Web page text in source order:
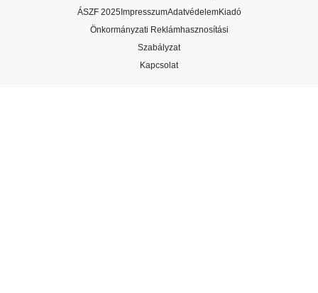
ÁSZF 2025ImpresszumAdatvédelemKiadó
Önkormányzati Reklámhasznosítási
Szabályzat
Kapcsolat